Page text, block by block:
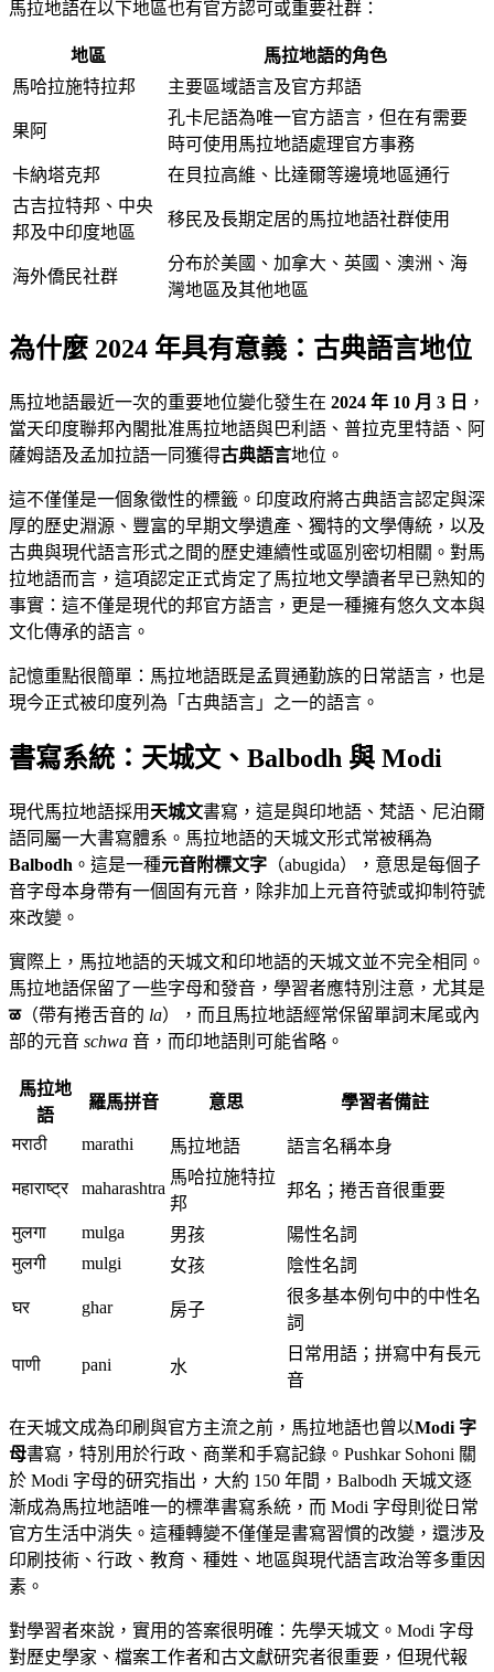
馬拉地語在以下地區也有官方認可或重要社群：
地區
馬拉地語的角色
馬哈拉施特拉邦
主要區域語言及官方邦語
果阿
孔卡尼語為唯一官方語言，但在有需要
時可使用馬拉地語處理官方事務
卡納塔克邦
在貝拉高維、比達爾等邊境地區通行
古吉拉特邦、中央
邦及中印度地區
移民及長期定居的馬拉地語社群使用
海外僑民社群
分布於美國、加拿大、英國、澳洲、海
灣地區及其他地區
為什麼 2024 年具有意義：古典語言地位
馬拉地語最近一次的重要地位變化發生在 2024 年 10 月 3 日 ，
當天印度聯邦內閣批准馬拉地語與巴利語、普拉克里特語、阿
薩姆語及孟加拉語一同獲得古典語言地位。
這不僅僅是一個象徵性的標籤。印度政府將古典語言認定與深
厚的歷史淵源、豐富的早期文學遺產、獨特的文學傳統，以及
古典與現代語言形式之間的歷史連續性或區別密切相關。對馬
拉地語而言，這項認定正式肯定了馬拉地文學讀者早已熟知的
事實：這不僅是現代的邦官方語言，更是一種擁有悠久文本與
文化傳承的語言。
記憶重點很簡單：馬拉地語既是孟買通勤族的日常語言，也是
現今正式被印度列為「古典語言」之一的語言。
書寫系統：天城文、Balbodh 與 Modi
現代馬拉地語採用 天城文書寫，這是與印地語、梵語、尼泊爾
語同屬一大書寫體系。馬拉地語的天城文形式常被稱為
Balbodh 。這是一種元音附標文字 （abugida），意思是每個子
音字母本身帶有一個固有元音，除非加上元音符號或抑制符號
來改變。
實際上，馬拉地語的天城文和印地語的天城文並不完全相同。
馬拉地語保留了一些字母和發音，學習者應特別注意，尤其是
ळ（帶有捲舌音的 la），而且馬拉地語經常保留單詞末尾或內
部的元音 schwa 音，而印地語則可能省略。
馬拉地
語
羅馬拼音 意思 學習者備註
मराठी marathi 馬拉地語 語言名稱本身
महाराष्ट्र maharashtra
馬哈拉施特拉
邦
邦名；捲舌音很重要
मुलगा mulga 男孩
陽性名詞
मुलगी
mulgi 女孩 陰性名詞
घर ghar 房子
很多基本例句中的中性名
詞
पाणी pani 水
日常用語；拼寫中有長元
音
在天城文成為印刷與官方主流之前，馬拉地語也曾以Modi 字
母書寫，特別用於行政、商業和手寫記錄。Pushkar Sohoni 關
於 Modi 字母的研究指出，大約 150 年間，Balbodh 天城文逐
漸成為馬拉地語唯一的標準書寫系統，而 Modi 字母則從日常
官方生活中消失。這種轉變不僅僅是書寫習慣的改變，還涉及
印刷技術、行政、教育、種姓、地區與現代語言政治等多重因
素。
對學習者來說，實用的答案很明確：先學天城文。Modi 字母
對歷史學家、檔案工作者和古文獻研究者很重要，但現代報